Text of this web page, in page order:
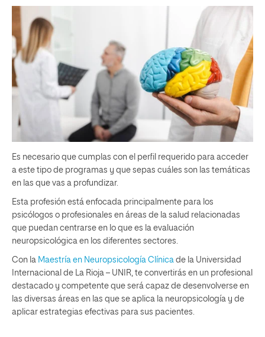
Es necesario que cumplas con el perfil requerido para acceder
a este tipo de programas y que sepas cuáles son las temáticas
en las que vas a profundizar.
Esta profesión está enfocada principalmente para los
psicólogos o profesionales en áreas de la salud relacionadas
que puedan centrarse en lo que es la evaluación
neuropsicológica en los diferentes sectores.
Con la Maestría en Neuropsicología Clínica de la Universidad
Internacional de La Rioja – UNIR, te convertirás en un profesional
destacado y competente que será capaz de desenvolverse en
las diversas áreas en las que se aplica la neuropsicología y de
aplicar estrategias efectivas para sus pacientes.